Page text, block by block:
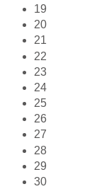
19
20
21
22
23
24
25
26
27
28
29
30